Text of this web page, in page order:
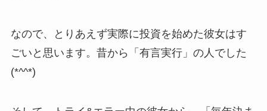
なので、とりあえず実際に投資を始めた彼女はす
ごいと思います。昔から「有言実行」の人でした
(*^^*)